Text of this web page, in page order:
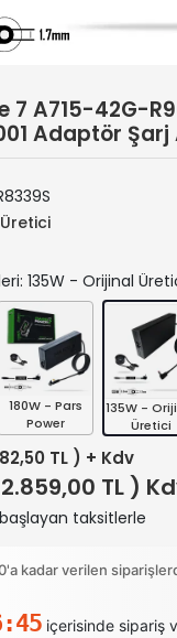
7 A715-42G-
Adaptör
135W - Orijinal
180W - Pars
Power
135W -
Üretici
TL ) + Kdv
TL )
taksitlerle
kadar verilen
içerisinde sipariş